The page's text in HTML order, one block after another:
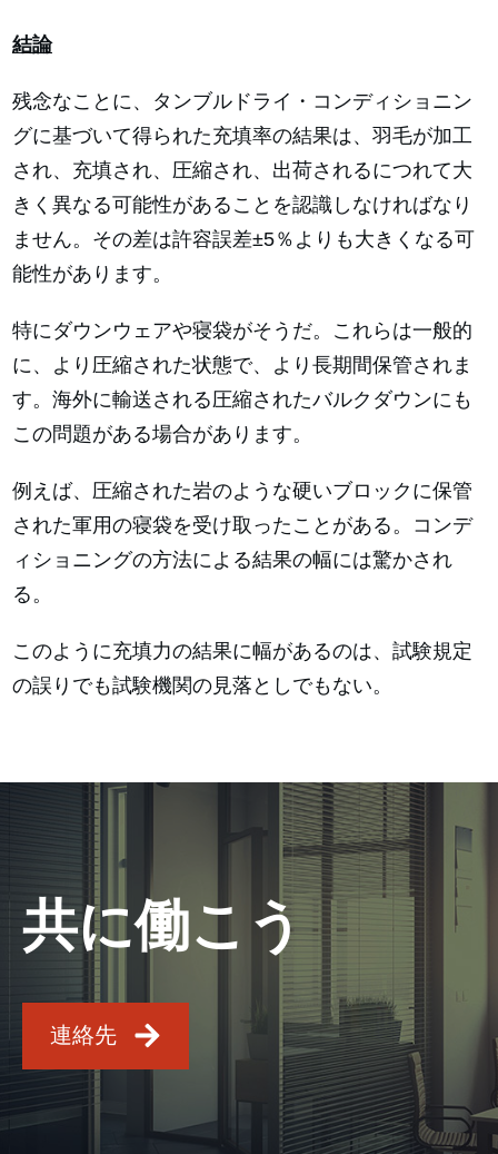
結論
残念なことに、タンブルドライ・コンディショニン
グに基づいて得られた充填率の結果は、羽毛が加工
され、充填され、圧縮され、出荷されるにつれて大
きく異なる可能性があることを認識しなければなり
ません。その差は許容誤差±5％よりも大きくなる可
能性があります。
特にダウンウェアや寝袋がそうだ。これらは一般的
に、より圧縮された状態で、より長期間保管されま
す。海外に輸送される圧縮されたバルクダウンにも
この問題がある場合があります。
例えば、圧縮された岩のような硬いブロックに保管
された軍用の寝袋を受け取ったことがある。コンデ
ィショニングの方法による結果の幅には驚かされ
る。
このように充填力の結果に幅があるのは、試験規定
の誤りでも試験機関の見落としでもない。
共に働こう
連絡先